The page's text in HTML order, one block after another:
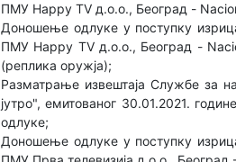
ПМУ Happy TV д.о.о., Београд -
Доношење одлуке у поступку
ПМУ Happy TV д.о.о., Београд -
(реплика оружја);
Разматрање извештаја Службе за
јутро", емитованог 30.01.2021.
одлуке;
Доношење одлуке у поступку